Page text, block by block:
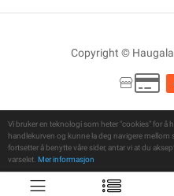
Vi bruker en teknologi som heter "cookies" for å
handlekurven og kunne la deg navigere mellom
fortsetter å benytte våre sider, antar vi at du
varselet. Mer informasjon
Copyright ©